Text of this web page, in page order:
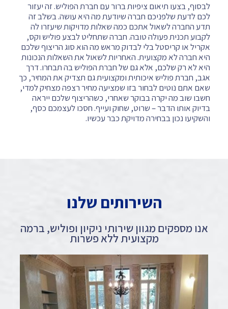
לבסוף, בצעו תיאום ציפיות ברור עם חברת הפוליש. זה יעזור
לכם לדעת שלפניכם חברה שיודעת מה היא עושה. בשלב זה
תדע החברה לשאול אתכם כמה שאלות מדויקות שיעזרו לה
לקבוע תכנית פעולה טובה. חברה שתחליט לבצע פוליש וקס,
אקריל או קריסטל בלי לבדוק מראש מה הוא סוג הריצוף שלכם
היא חברה לא מקצועית. האחריות לשאול את השאלות הנכונות
היא לא רק שלכם, אלא גם של חברת הפוליש בה תבחרו. דרך
אגב, חברת פוליש איכותית ומקצועית גם תצדיק את המחיר, כך
שאם אתם נוטים לבחור בזו שמציעה מחיר רצפה מצחיק למדי,
חשבו שוב מה יקרה בבוקר שאחרי, כשהריצוף שלכם ייראה
בדיוק אותו הדבר – שרוט, שחוק ועייף. חסכו לעצמכם כסף,
והשקיעו נכון בבחירה מדויקת כבר עכשיו.
השירותים שלנו
אנו מספקים מגוון שירותי ניקיון ופוליש, ברמה
מקצועית ללא פשרות